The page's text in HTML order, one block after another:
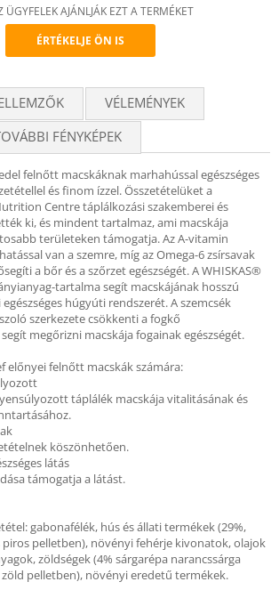
Recommend
ÜGYFELEK AJÁNLJÁK EZT A TERMÉKET
ÉRTÉKELJE ÖN IS
VÉLEMÉNYEK
FÉNYKÉPEK
felnőtt macskáknak marhahússal egészséges
és finom ízzel. Összetételüket a
Centre táplálkozási szakemberei és
ki, és mindent tartalmaz, ami macskája
területeken támogatja. Az A-vitamin
van a szemre, míg az Omega-6 zsírsavak
a bőr és a szőrzet egészségét. A WHISKAS®
tartalma segít macskájának hosszú
húgyúti rendszerét. A szemcsék
szerkezete csökkenti a fogkő
megőrizni macskája fogainak egészségét.
előnyei felnőtt macskák számára:
táplálék macskája vitalitásának és
köszönhetően.
látás
támogatja a látást.
gabonafélék, hús és állati termékek (29%,
pelletben), növényi fehérje kivonatok, olajok
zöldségek (4% sárgarépa narancssárga
pelletben), növényi eredetű termékek.